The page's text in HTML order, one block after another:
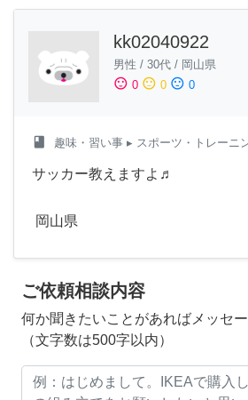
kk02040922
男性 / 30代 / 岡山県
sentiment_satisfied 0 sentiment_neutral 0 sentiment_dissatisfied 0
class 趣味・習い事 ▸ スポーツ・トレーニ
サッカー教えますよ♬
岡山県
ご依頼相談内容
何か聞きたいことがあればメッセ
（文字数は500字以内）